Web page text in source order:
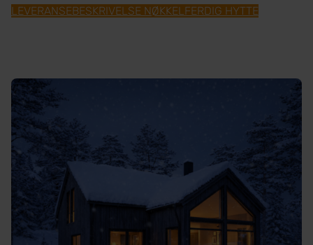
LEVERANSEBESKRIVELSE NØKKELFERDIG HYTTE